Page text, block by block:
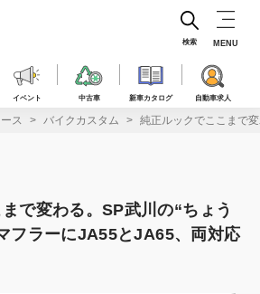
イベント 中古車 新車カタログ 自動車求人
検索 MENU
ス バイクカスタム 純正ルックでここまで
で変わる。SP武川の“ちょう
フラーにJA55とJA65、両対応